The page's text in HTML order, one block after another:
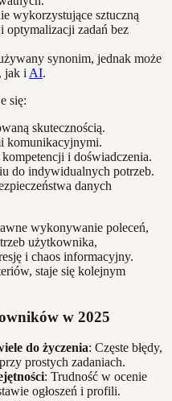
wykorzystujące sztuczną
optymalizacji zadań bez
synonim, jednak może
jak i AI.
się:
skutecznością.
komunikacyjnymi.
i doświadczenia.
do indywidualnych potrzeb.
danych
wykonywanie poleceń,
użytkownika,
i chaos informacyjny.
staje się kolejnym
w 2025
do życzenia: Częste błędy,
prostych zadaniach.
: Trudność w ocenie
ogłoszeń i profili.